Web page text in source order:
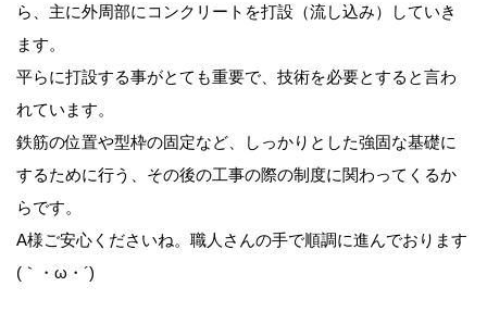
ら、主に外周部にコンクリートを打設（流し込み）していき
ます。
平らに打設する事がとても重要で、技術を必要とすると言わ
れています。
鉄筋の位置や型枠の固定など、しっかりとした強固な基礎に
するために行う、その後の工事の際の制度に関わってくるか
らです。
A様ご安心くださいね。職人さんの手で順調に進んでおります
(｀・ω・´)ゞ